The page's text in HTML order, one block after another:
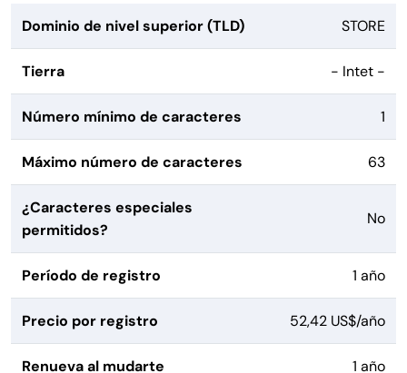
Dominio de nivel superior (TLD) STORE
Tierra - Intet -
Número mínimo de caracteres 1
Máximo número de caracteres 63
¿Caracteres especiales
permitidos?
No
Período de registro 1 año
Precio por registro 52,42 US$/año
Renueva al mudarte 1 año